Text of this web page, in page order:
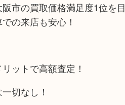
市の買取価格満足度1位を
の来店も安心！
ットで高額査定！
切なし！